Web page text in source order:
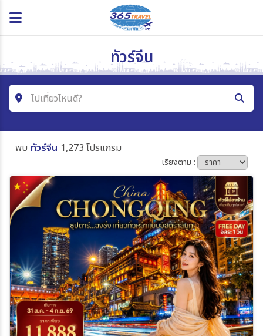
ทัวร์จีน
ไปเที่ยวไหนดี?
ค้นหาโปรแกรมทัวร์
โซน
ประเทศ
เมือง
สายการบิน
พบ ทัวร์จีน 1,273 โปรแกรม
เรียงตาม :